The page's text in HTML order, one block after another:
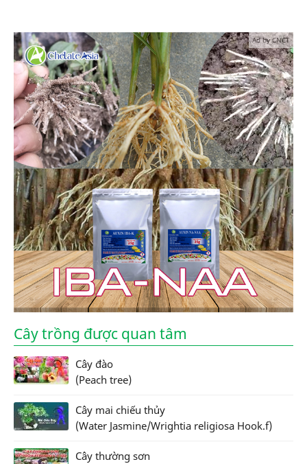
Ad by CNCT
Cây trồng được quan tâm
Cây đào
(Peach tree)
Cây mai chiếu thủy
(Water Jasmine/Wrightia religiosa Hook.f)
Cây thường sơn